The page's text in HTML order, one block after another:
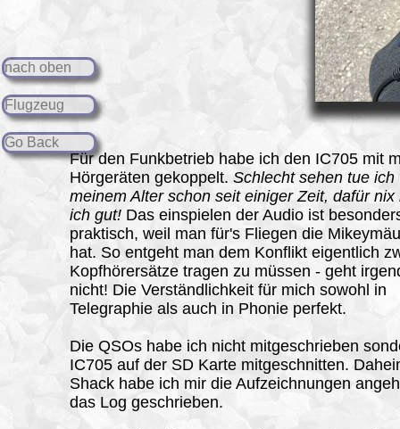
nach oben
Flugzeug
Go Back
Für den Funkbetrieb habe ich den IC705 mit
Hörgeräten gekoppelt.Schlecht sehen tue ich
meinem Alter schon seit einiger Zeit, dafür nix
ich gut! Das einspielen der Audio ist
praktisch, weil man für's Fliegen die
hat. So entgeht man dem Konflikt eigentlich
Kopfhörersätze tragen zu müssen - geht
nicht! Die Verständlichkeit für mich sowohl in
Telegraphie als auch in Phonie perfekt.
Die QSOs habe ich nicht mitgeschrieben
IC705 auf der SD Karte mitgeschnitten.
Shack habe ich mir die Aufzeichnungen
das Log geschrieben.